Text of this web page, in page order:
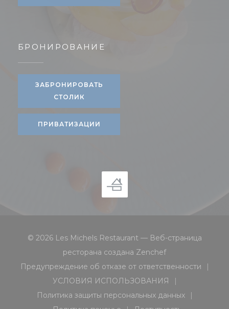
БРОНИРОВАНИЕ
ЗАБРОНИРОВАТЬ
СТОЛИК
ПРИВАТИЗАЦИИ
© 2026 Les Michels Restaurant — Веб-страница
ресторана создана Zenchef((открывается в
Предупреждение об отказе от ответственности
((открывается в новом окне))
УСЛОВИЯ ИСПОЛЬЗОВАНИЯ
((открывается в новом окне))
Политика защиты персональных данных
((открывается в новом окне))